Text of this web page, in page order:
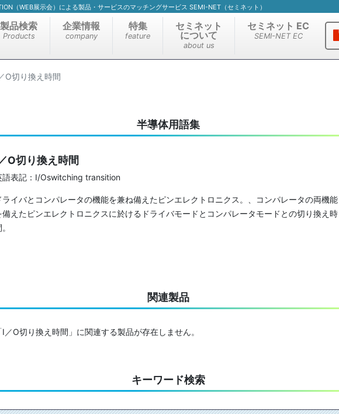
（WEB展示会）による製品・サービスのマッチングサービス SEMI-NET（セミネット）
製品検索
Products
企業情報
company
特集
feature
セミネット
について
about us
セミネット EC
SEMI-NET EC
O切り換え時間
半導体用語集
O切り換え時間
語表記：I/Oswitching transition
ライバとコンパレータの機能を兼ね備えたピンエレクトロニクス。、コンパレータの両機能
備えたピンエレクトロニクスに於けるドライバモードとコンパレータモードとの切り換え時
関連製品
I／O切り換え時間」に関連する製品が存在しません。
キーワード検索